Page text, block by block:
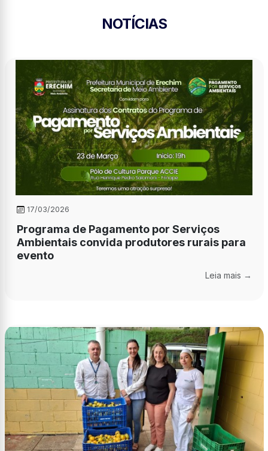
NOTÍCIAS
17/03/2026
Programa de Pagamento por Serviços
Ambientais convida produtores rurais para
evento
Leia mais →